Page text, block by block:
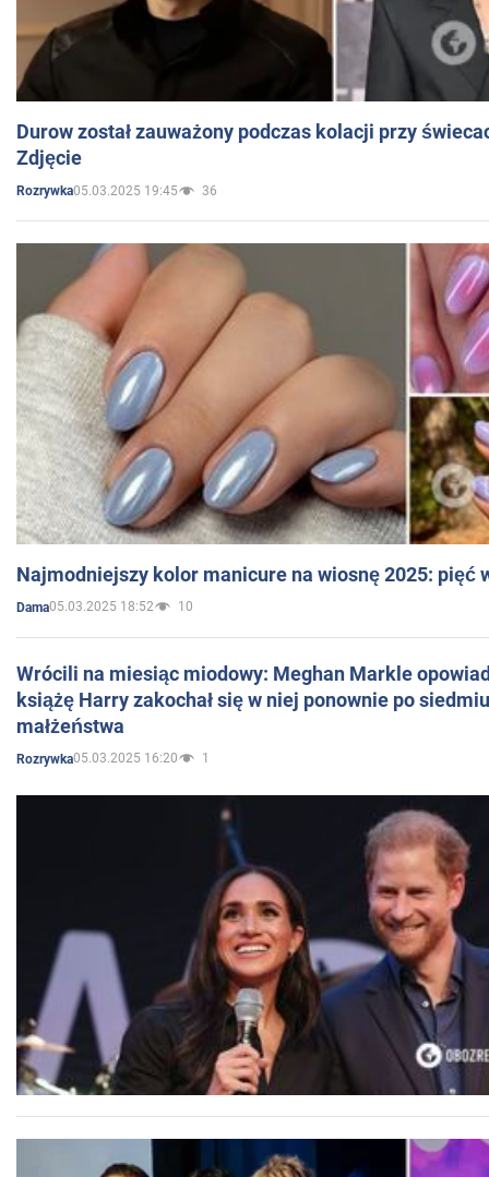
Durow został zauważony podczas kolacji przy
Zdjęcie
Rozrywka05.03.2025 19:45 36
Najmodniejszy kolor manicure na wiosnę 2025: pięć
Dama05.03.2025 18:52 10
Wrócili na miesiąc miodowy: Meghan Markle
książę Harry zakochał się w niej ponownie po
małżeństwa
Rozrywka05.03.2025 16:20 1